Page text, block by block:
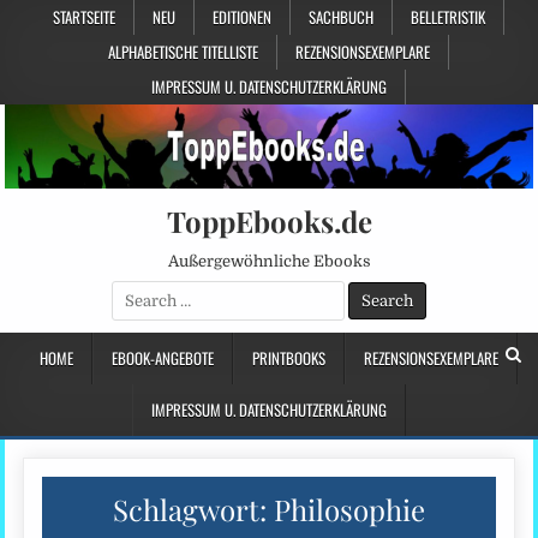
STARTSEITE NEU EDITIONEN SACHBUCH
BELLETRISTIK
ALPHABETISCHE TITELLISTE
REZENSIONSEXEMPLARE
IMPRESSUM U. DATENSCHUTZERKLÄRUNG
ToppEbooks.de
Außergewöhnliche Ebooks
Search
for:
HOME EBOOK-ANGEBOTE PRINTBOOKS REZENSIONSEXEMPLARE
IMPRESSUM U. DATENSCHUTZERKLÄRUNG
Schlagwort: Philosophie